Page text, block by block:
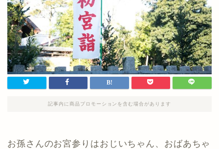
記事内に商品プロモーションを含む場合があります
お孫さんのお宮参りはおじいちゃん、おばあちゃ